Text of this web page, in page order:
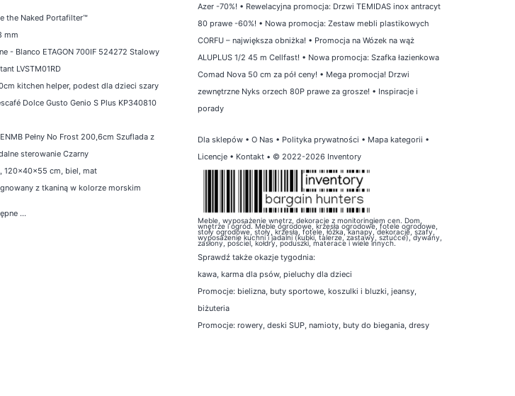
the Naked Portafilter™
mm
- Blanco ETAGON 700IF 524272 Stalowy
LVSTM01RD
kitchen helper, podest dla dzieci szary
Dolce Gusto Genio S Plus KP340810
Pełny No Frost 200,6cm Szuflada z
sterowanie Czarny
120x40x55 cm, biel, mat
z tkaniną w kolorze morskim
...
Azer -70%! • Rewelacyjna promocja: Drzwi TEMIDAS inox antracyt
80 prawe -60%! • Nowa promocja: Zestaw mebli plastikowych
CORFU – największa obniżka! • Promocja na Wózek na wąż
ALUPLUS 1/2 45 m Cellfast! • Nowa promocja: Szafka łazienkowa
Comad Nova 50 cm za pół ceny! • Mega promocja! Drzwi
zewnętrzne Nyks orzech 80P prawe za grosze! • Inspiracje i
porady
Dla sklepów • O Nas • Polityka prywatności • Mapa kategorii •
Licencje • Kontakt • © 2022-2026 Inventory
Meble, wyposażenie wnętrz, dekoracje z monitoringiem cen. Dom,
wnętrze i ogród. Meble ogrodowe, krzesła ogrodowe, fotele ogrodowe,
stoły ogrodowe, stoły, krzesła, fotele, łóżka, kanapy, dekoracje, szafy,
wyposażenie kuchni i jadalni (kubki, talerze, zastawy, sztućce), dywany,
zasłony, pościel, kołdry, poduszki, materace i wiele innych.
Sprawdź także okazje tygodnia:
kawa, karma dla psów, pieluchy dla dzieci
Promocje: bielizna, buty sportowe, koszulki i bluzki, jeansy,
biżuteria
Promocje: rowery, deski SUP, namioty, buty do biegania, dresy